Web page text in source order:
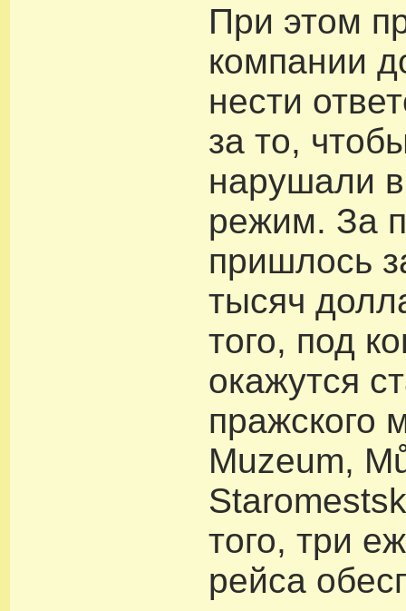
При этом
компании
нести
за то,
нарушали
режим. За
пришлось
тысяч
того, под
окажутся
пражского
Muzeum,
того, три
рейса